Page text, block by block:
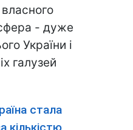
- дуже
України і
галузей
стала